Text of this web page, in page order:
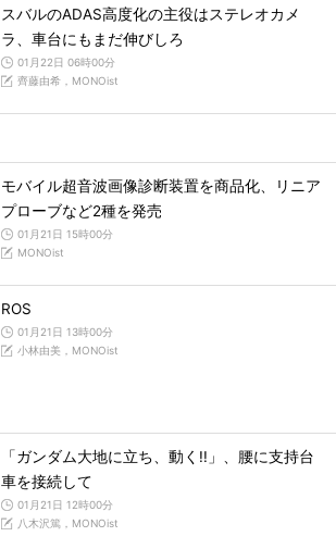
スバルのADAS高度化の主役はステレオカメ
ラ、車台にもまだ伸びしろ
01月22日 06時00分
齊藤由希，MONOist
モバイル超音波画像診断装置を商品化、リニア
プローブなど2種を発売
01月21日 15時00分
MONOist
ROS
01月21日 13時00分
小林由美，MONOist
「ガンダム大地に立ち、動く!!」、腰に支持台
車を接続して
01月21日 12時00分
八木沢篤，MONOist